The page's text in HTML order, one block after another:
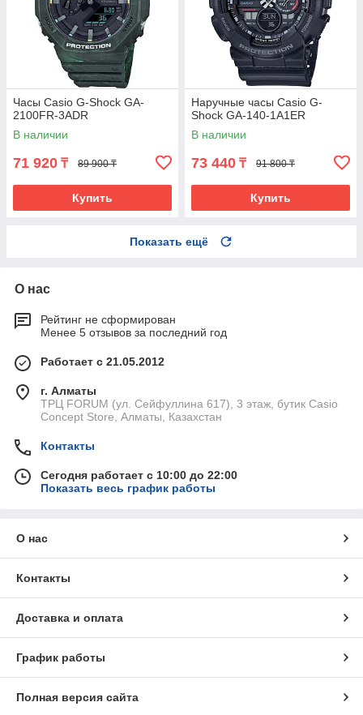
Часы Casio G-Shock GA-
2100FR-3ADR
В наличии
71 920 ₸ 89 900 ₸
Купить
Наручные часы Casio G-
Shock GA-140-1A1ER
В наличии
73 440 ₸ 91 800 ₸
Купить
Показать ещё
О нас
Рейтинг не сформирован
Менее 5 отзывов за последний год
Работает с 21.05.2012
г. Алматы
ТРЦ FORUM (ул. Сейфуллина 617), 3 этаж, бутик Casio
Concept Store, Алматы, Казахстан
Контакты
Сегодня работает с 10:00 до 22:00
Показать весь график работы
О нас
Контакты
Доставка и оплата
График работы
Полная версия сайта